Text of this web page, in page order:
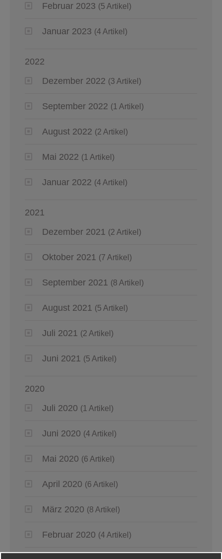
Februar 2023 (5 Artikel)
Januar 2023 (4 Artikel)
2022
Dezember 2022 (3 Artikel)
September 2022 (1 Artikel)
August 2022 (2 Artikel)
Mai 2022 (1 Artikel)
Januar 2022 (4 Artikel)
2021
Dezember 2021 (2 Artikel)
Oktober 2021 (7 Artikel)
September 2021 (8 Artikel)
August 2021 (5 Artikel)
Juli 2021 (2 Artikel)
Juni 2021 (5 Artikel)
2020
Juli 2020 (1 Artikel)
Juni 2020 (4 Artikel)
Mai 2020 (6 Artikel)
April 2020 (6 Artikel)
März 2020 (8 Artikel)
Februar 2020 (4 Artikel)